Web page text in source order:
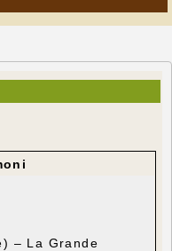
– La Grande